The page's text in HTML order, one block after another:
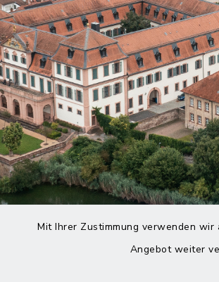
Mit Ihrer Zustimmung verwenden
Angebot weiter